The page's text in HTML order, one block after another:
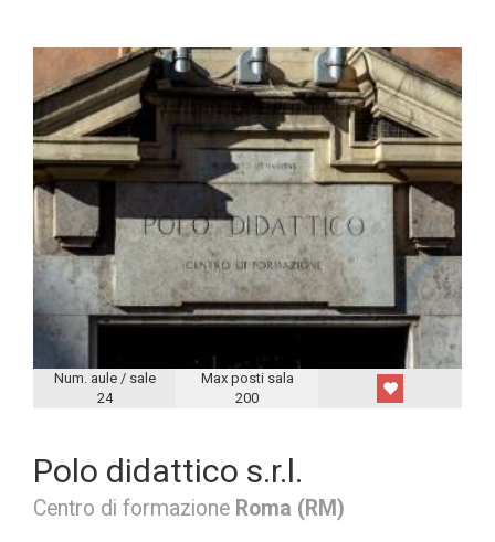
Num. aule / sale
24
Max posti sala
200
Polo didattico s.r.l.
Centro di formazione Roma (RM)